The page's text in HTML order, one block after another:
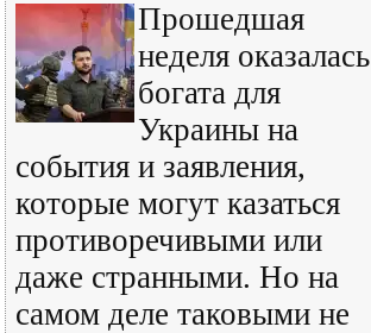
Прошедшая
неделя оказалась
богата для
Украины на
события и заявления,
которые могут казаться
противоречивыми или
даже странными. Но на
самом деле таковыми не